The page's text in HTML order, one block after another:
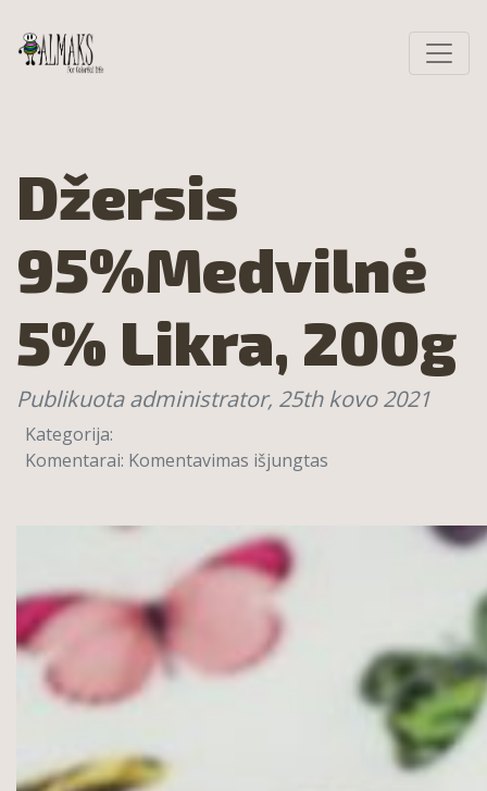
Džersis
95%Medvilnė
5% Likra, 200g
Publikuota administrator, 25th kovo 2021
Kategorija:
Komentarai: Komentavimas išjungtas